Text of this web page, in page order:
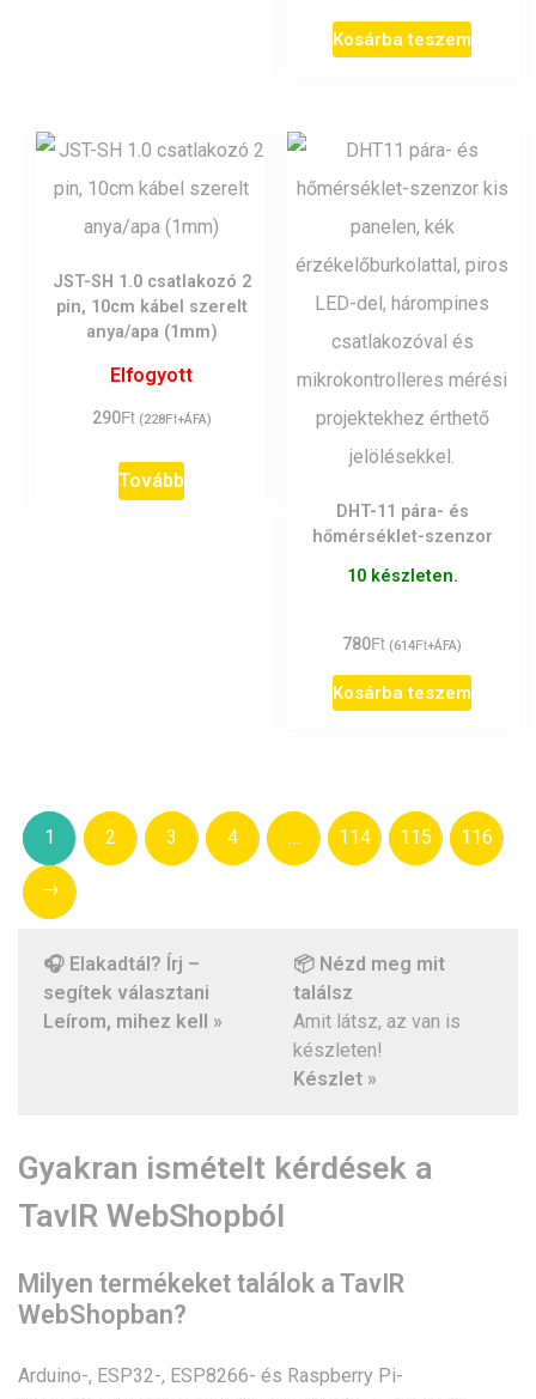
Kosárba teszem
JST-SH 1.0 csatlakozó 2
pin, 10cm kábel szerelt
anya/apa (1mm)
Elfogyott
290Ft (228Ft+ÁFA)
Tovább
DHT-11 pára- és
hőmérséklet-szenzor
10 készleten.
780Ft (614Ft+ÁFA)
Kosárba teszem
1 2 3 4 … 114 115 116
→
🎧 Elakadtál? Írj –
segítek választani
Leírom, mihez kell »
📦 Nézd meg mit
találsz
Amit látsz, az van is
készleten!
Készlet »
Gyakran ismételt kérdések a
TavIR WebShopból
Milyen termékeket találok a TavIR
WebShopban?
Arduino-, ESP32-, ESP8266- és Raspberry Pi-